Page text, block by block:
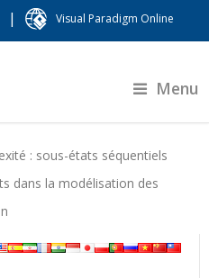
| Visual Paradigm Online
Menu
: sous-états séquentiels
dans la modélisation des